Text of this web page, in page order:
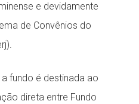
e devidamente
de Convênios do
fundo é destinada ao
direta entre Fundo